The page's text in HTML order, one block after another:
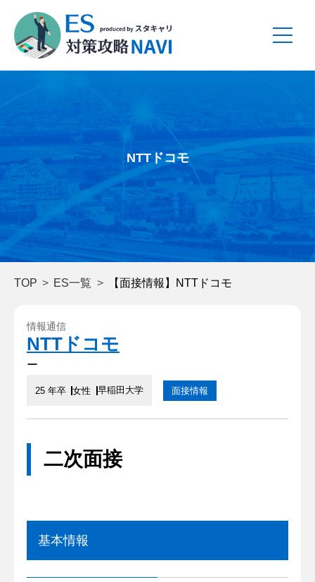
NTTドコモ
TOP ES一覧 【面接情報】NTTドコモ
情報通信
NTTドコモ
ー
25 年卒 女性 早稲田大学 面接情報
二次面接
基本情報